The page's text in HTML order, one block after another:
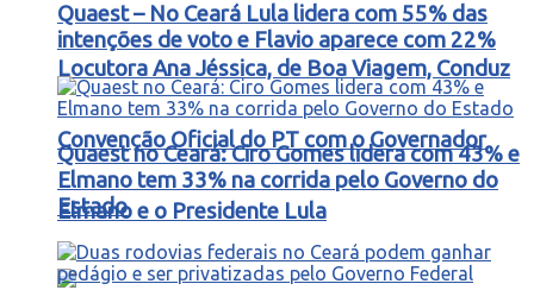
Locutora Ana Jéssica, de Boa Viagem, Conduz
Convenção Oficial do PT com o Governador
Elmano e o Presidente Lula
Quaest – No Ceará Lula lidera com 55% das
intenções de voto e Flavio aparece com 22%
Quaest no Ceará: Ciro Gomes lidera com 43% e
Elmano tem 33% na corrida pelo Governo do
Estado